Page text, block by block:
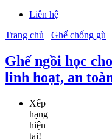
Liên hệ
Trang chủ
Ghế chống gù
Ghế ngồi học
linh hoạt, an
Xếp
hạng
hiện
tại!